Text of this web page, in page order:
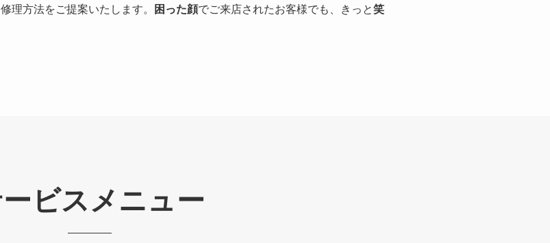
理方法をご提案いたします。 困った顔でご来店されたお客様でも、きっと笑
ビスメニュー